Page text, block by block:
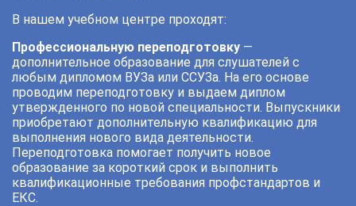
В нашем учебном центре проходят:
Профессиональную переподготовку —
дополнительное образование для слушателей с
любым дипломом ВУЗа или ССУЗа. На его основе
проводим переподготовку и выдаем диплом
утвержденного по новой специальности. Выпускники
приобретают дополнительную квалификацию для
выполнения нового вида деятельности.
Переподготовка помогает получить новое
образование за короткий срок и выполнить
квалификационные требования профстандартов и
ЕКС.